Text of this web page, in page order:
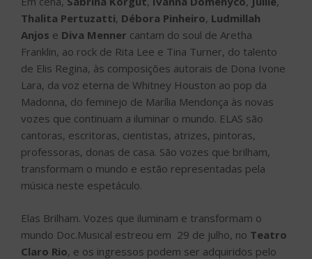
Thalita Pertuzatti, Débora Pinheiro, Ludmillah
Anjos e Diva Menner cantam do soul de Aretha
Franklin, ao rock de Rita Lee e Tina Turner, do talento
de Elis Regina, às composições autorais de Dona Ivone
Lara, da voz eterna de Whitney Houston ao pop da
Madonna, do feminejo de Marília Mendonça às novas
vozes que continuam a iluminar o mundo. ELAS são
cantoras, escritoras, cientistas, atrizes, pintoras,
professoras, donas de casa. São vozes que brilham,
transformam o mundo e estão representadas pela
música neste espetáculo.
Elas Brilham. Vozes que iluminam e transformam o
mundo Doc.Musical estreou em 29 de julho, no Teatro
Claro Rio, e os ingressos podem ser adquiridos pelo